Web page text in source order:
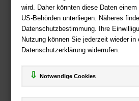
wird. Daher könnten diese Daten
US-Behörden unterliegen. Näheres
Datenschutzbestimmung. Ihre
Nutzung können Sie jederzeit wieder in
Datenschutzerklärung widerrufen.
Notwendige Cookies
Zahlweisen